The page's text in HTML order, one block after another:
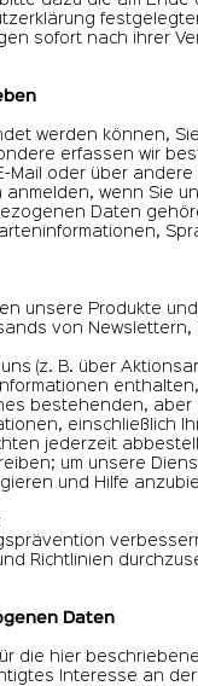
sofort nach ihrer
werden können,
erfassen wir
oder über
wenn Sie
Daten
unsere Produkte
von
(z. B. über
bestehenden,
einschließlich
jederzeit
um unsere
und Hilfe
Richtlinien
Daten
die hier
Interesse an